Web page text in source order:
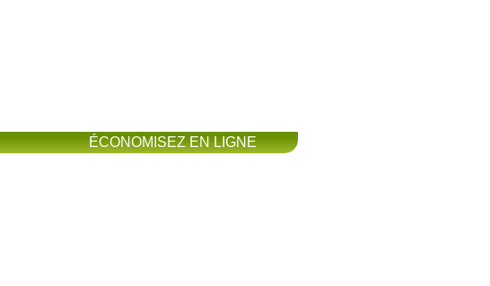
ÉCONOMISEZ EN LIGNE